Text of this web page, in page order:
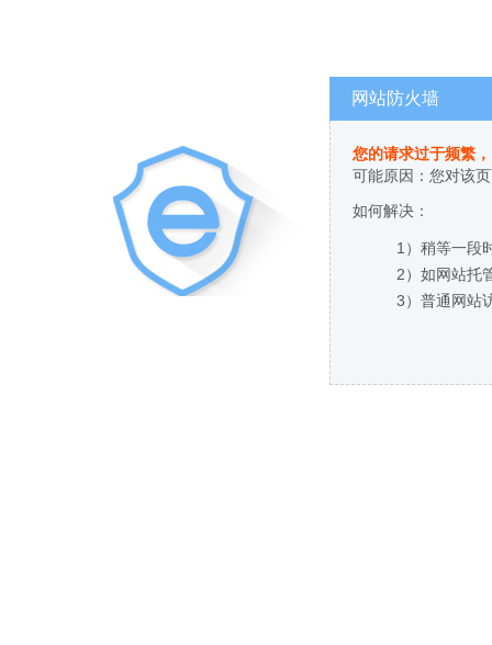
网站防火墙
您的请求过于频繁
可能原因：您对该
如何解决：
1）稍等一段
2）如网站托
3）普通网站